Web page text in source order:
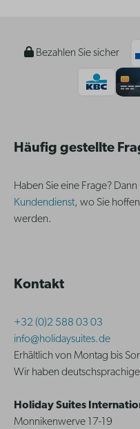
Bezahlen Sie sicher
Häufig gestellte
Haben Sie eine Frage?
Kundendienst, wo Sie
werden.
Kontakt
+32 (0)2 588 03 03
info@holidaysuites.de
Erhältlich von Montag bis
Wir haben
Holiday Suites
Monnikenwerve 17-19